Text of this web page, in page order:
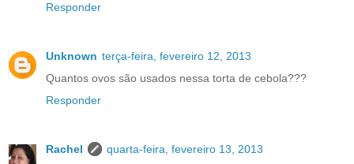
Responder
Unknown terça-feira, fevereiro 12, 2013
Quantos ovos são usados nessa torta de cebola???
Responder
Rachel
quarta-feira, fevereiro 13, 2013